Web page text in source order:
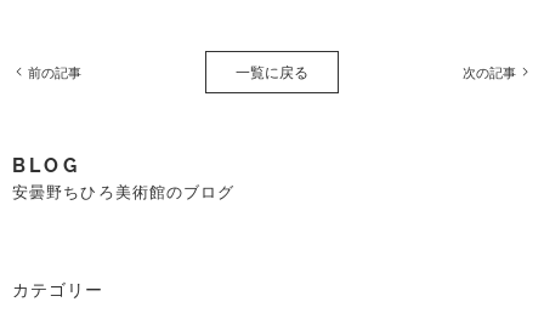
前の記事 一覧に戻る 次の記事
BLOG
安曇野ちひろ美術館のブログ
カテゴリー